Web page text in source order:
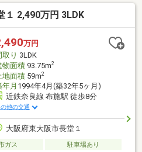
ォームまでワンストップでご提案
ダムは【東証スタンダード上
ローンについては、ハウスフリ
の際は、店舗に駐車場を完備して
１ 2,490万円 3LDK
万円
取り 3LDK
物面積93.75m2
地面積59m2
年月 1994年4月(築32年5ヶ月)
近鉄奈良線 布施駅 徒歩8分
の他の交通
大阪府東大阪市長堂１
ガス 駐車場あり